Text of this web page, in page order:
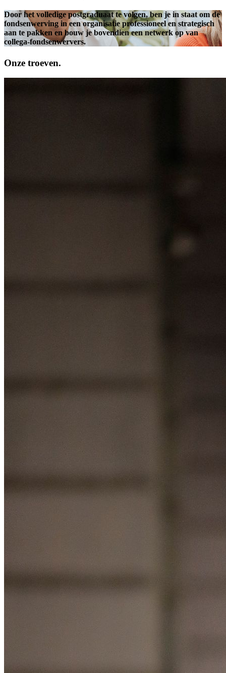
Door het volledige postgraduaat te volgen, ben je in staat om de
fondsenwerving in een organisatie professioneel en strategisch
aan te pakken en bouw je bovendien een netwerk op van
collega-fondsenwervers.
Onze troeven.